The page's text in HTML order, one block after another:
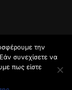
την
συνεχίσετε να
πως είστε